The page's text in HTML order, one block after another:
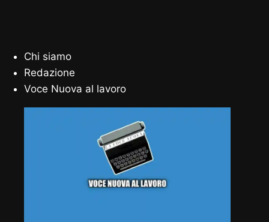
Chi siamo
Redazione
Voce Nuova al lavoro